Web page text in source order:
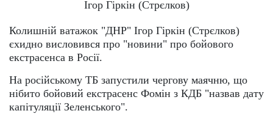
Ігор Гіркін (Стрєлков)
Колишній ватажок "ДНР" Ігор Гіркін (Стрєлков)
єхидно висловився про "новини" про бойового
екстрасенса в Росії.
На російському ТБ запустили чергову маячню, що
нібито бойовий екстрасенс Фомін з КДБ "назвав дату
капітуляції Зеленського".